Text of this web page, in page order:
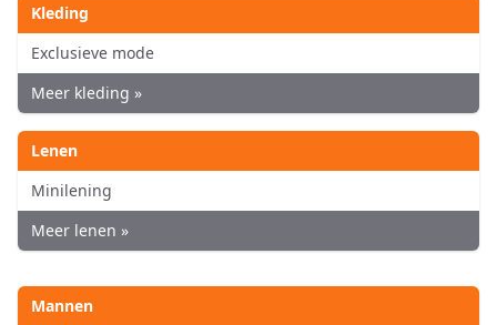
Kleding
Exclusieve mode
Meer kleding »
Lenen
Minilening
Meer lenen »
Mannen